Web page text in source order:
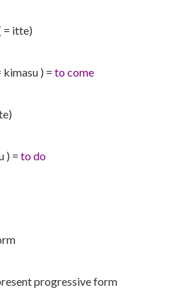
= itte)
kimasu ) = to come
) = to do
progressive form